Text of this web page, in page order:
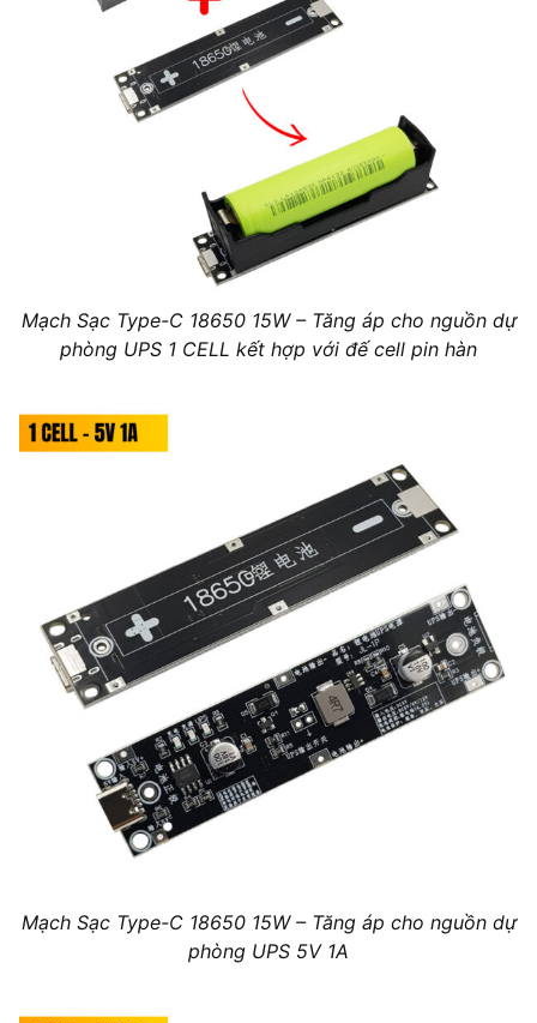
Mạch Sạc Type-C 18650 15W – Tăng áp cho nguồn dự
phòng UPS 1 CELL kết hợp với đế cell pin hàn
Mạch Sạc Type-C 18650 15W – Tăng áp cho nguồn dự
phòng UPS 5V 1A